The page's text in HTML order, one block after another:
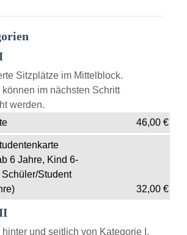
Sitzplätze im Mittelblock.
können im nächsten Schritt
werden.
46,00€
6 Jahre, Kind 6-
Schüler/Student
32,00€
und seitlich von Kategorie I.